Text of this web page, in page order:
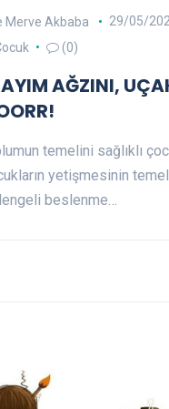
Merve Akbaba
29/05/
(0)
AĞZINI,
temelini sağlıklı
yetişmesinin
beslenme…